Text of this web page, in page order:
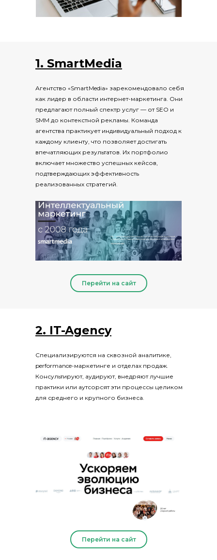
1. SmartMedia
Агентство «SmartMedia» зарекомендовало себя
как лидер в области интернет-маркетинга. Они
предлагают полный спектр услуг — от SEO и
SMM до контекстной рекламы. Команда
агентства практикует индивидуальный подход к
каждому клиенту, что позволяет достигать
впечатляющих результатов. Их портфолио
включает множество успешных кейсов,
подтверждающих эффективность
реализованных стратегий.
Перейти на сайт
2. IT-Agency
Специализируются на сквозной аналитике,
performance-маркетинге и отделах продаж.
Консультируют, аудируют, внедряют лучшие
практики или аутсорсят эти процессы целиком
для среднего и крупного бизнеса.
Перейти на сайт